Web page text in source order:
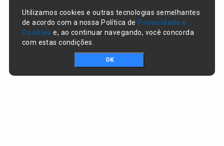
Utilizamos cookies e outras tecnologias semelhantes
de acordo com a nossa Política de Privacidade e
Cookies e, ao continuar navegando, você concorda
com estas condições.
OK